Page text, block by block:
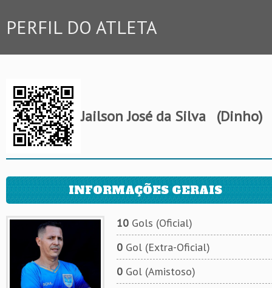
PERFIL DO ATLETA
Jailson José da Silva (Dinho)
INFORMAÇÕES GERAIS
10Gols (Oficial)
0Gol (Extra-Oficial)
0Gol (Amistoso)